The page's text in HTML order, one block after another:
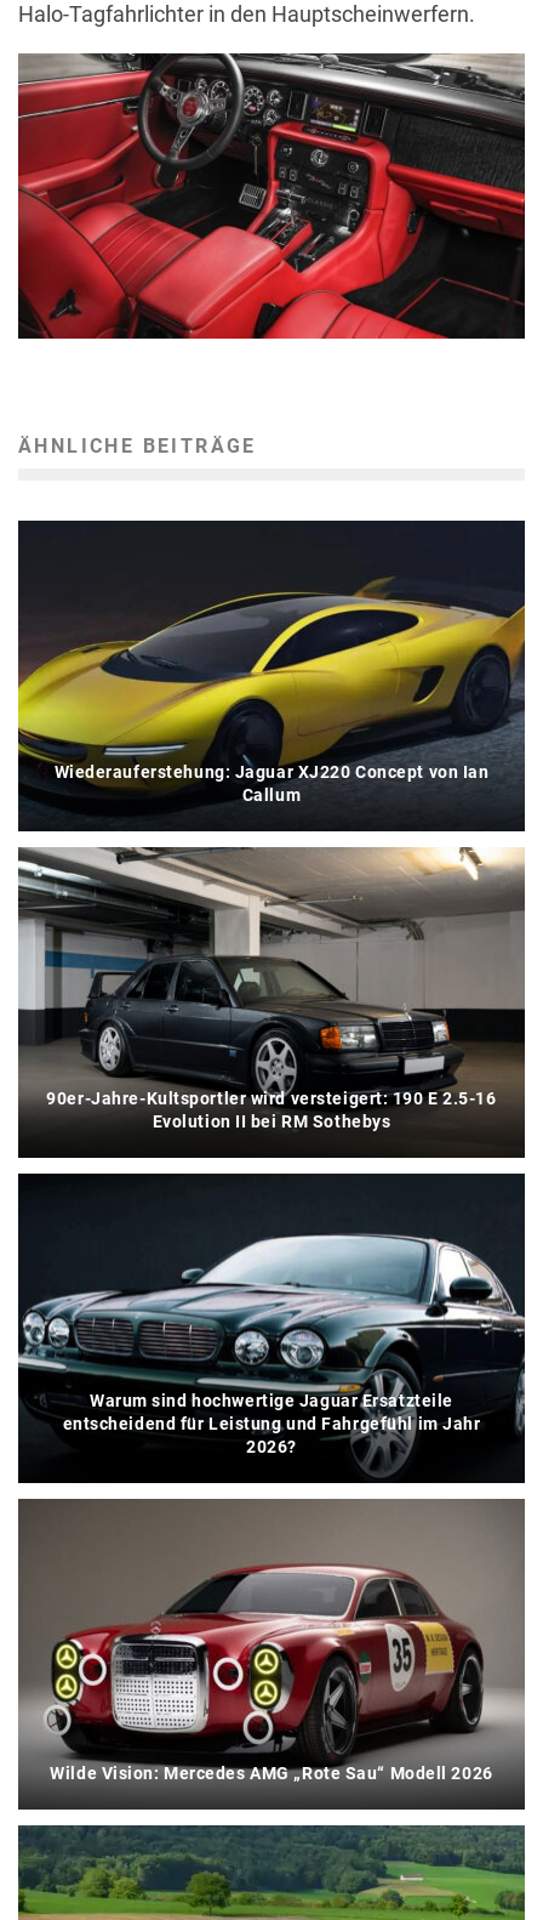
Halo-Tagfahrlichter in den Hauptscheinwerfern.
ÄHNLICHE BEITRÄGE
Wiederauferstehung: Jaguar XJ220 Concept von Ian
Callum
90er-Jahre-Kultsportler wird versteigert: 190 E 2.5-16
Evolution II bei RM Sothebys
Warum sind hochwertige Jaguar Ersatzteile
entscheidend für Leistung und Fahrgefühl im Jahr
2026?
Wilde Vision: Mercedes AMG „Rote Sau“ Modell 2026